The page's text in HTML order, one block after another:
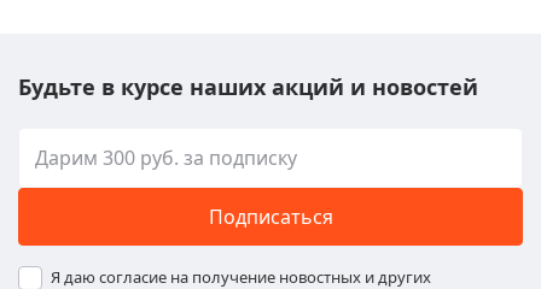
Будьте в курсе наших акций и новостей
Подписаться
Я даю согласие на получение новостных и других